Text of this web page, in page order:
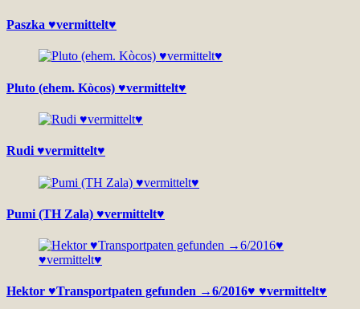
Paszka ♥vermittelt♥
Pluto (ehem. Kòcos) ♥vermittelt♥
Rudi ♥vermittelt♥
Pumi (TH Zala) ♥vermittelt♥
Hektor ♥Transportpaten gefunden →6/2016♥ ♥vermittelt♥